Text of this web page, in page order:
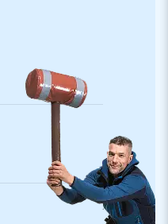
Een Multi Slide
kun je urenlang
op in de leuke
luchtkussens. Welk
Springkasteel met
Multi Slide Special!
glijbaan kopen, kan bij
je online je opblaasbare